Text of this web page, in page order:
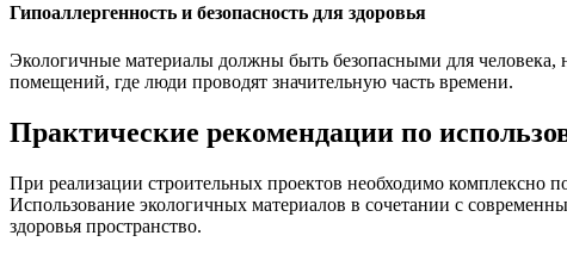
Гипоаллергенность и безопасность для здоровья
Экологичные материалы должны быть безопасными для
помещений, где люди проводят значительную часть времени.
Практические рекомендации по
При реализации строительных проектов необходимо комплексно
Использование экологичных материалов в сочетании с
здоровья пространство.